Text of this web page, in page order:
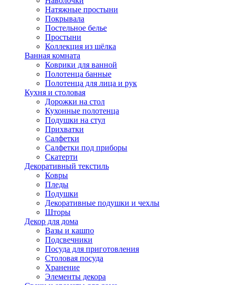
Натяжные простыни
Покрывала
Постельное белье
Простыни
Коллекция из шёлка
Ванная комната
Коврики для ванной
Полотенца банные
Полотенца для лица и рук
Кухня и столовая
Дорожки на стол
Кухонные полотенца
Подушки на стул
Прихватки
Салфетки
Салфетки под приборы
Скатерти
Декоративный текстиль
Ковры
Пледы
Подушки
Декоративные подушки и чехлы
Шторы
Декор для дома
Вазы и кашпо
Подсвечники
Посуда для приготовления
Столовая посуда
Хранение
Элементы декора